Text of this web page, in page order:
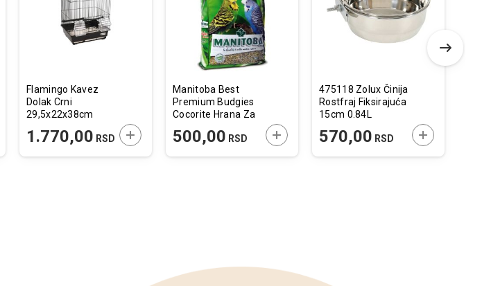
U KORPU
Flamingo Kavez
Dolak Crni
29,5x22x38cm
1.770,00 RSD DODAJTE U KORPU
Manitoba Best
Premium Budgies
Cocorite Hrana Za
500,00 RSD DODAJTE U KORPU
475118 Zolux Činija
Rostfraj Fiksirajuća
15cm 0.84L
570,00 RSD DODAJTE U
želja